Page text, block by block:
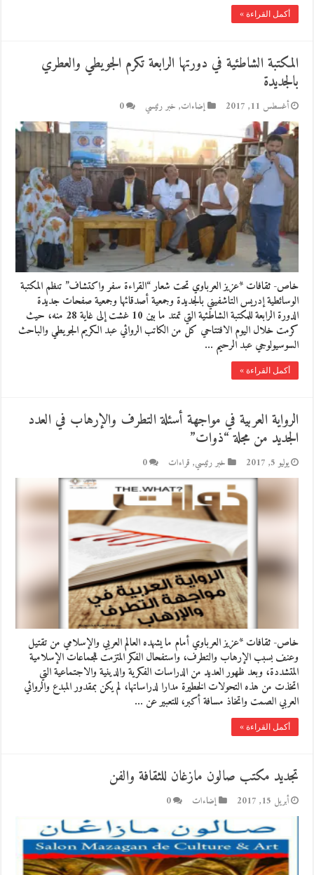
أكمل القراءة »
المكتبة الشاطئية في دورتها الرابعة تكرم الجويطي والعطري
بالجديدة
أغسطس 11, 2017 إضاءات, خبر رئيسي 0
خاص- ثقافات *عزيز العرباوي تحت شعار “القراءة سفر واكتشاف” تنظم المكتبة
الوسائطية إدريس التاشفيني بالجديدة وجمعية أصدقائها وجمعية صفحات جديدة
الدورة الرابعة للمكتبة الشاطئية التي تمتد ما بين 10 غشت إلى غاية 28 منه، حيث
كرمت خلال اليوم الافتتاحي كل من الكاتب الروائي عبد الكريم الجويطي والباحث
السوسيولوجي عبد الرحيم …
أكمل القراءة »
الرواية العربية في مواجهة أسئلة التطرف والإرهاب في العدد
الجديد من مجلة “ذوات”
يوليو 5, 2017 خبر رئيسي, قراءات 0
خاص- ثقافات *عزيز العرباوي أمام ما يشهده العالم العربي والإسلامي من تقتيل
وعنف بسبب الإرهاب والتطرف، واستفحال الفكر المتزمت للجماعات الإسلامية
المتشددة، وبعد ظهور العديد من الدراسات الفكرية والدينية والاجتماعية التي
اتخذت من هذه التحولات الخطيرة مدارا لدراساتها، لم يكن بمقدور المبدع والروائي
العربي الصمت واتخاذ مسافة أكبر، للتعبير عن …
أكمل القراءة »
تجديد مكتب صالون مازغان للثقافة والفن
أبريل 15, 2017 إضاءات 0